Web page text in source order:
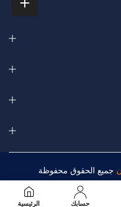
جميع الحقوق محفوظة
حسابك الرئيسية